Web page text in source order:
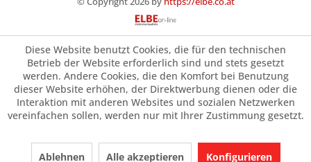
Diese Website benutzt Cookies, die für den technischen
Betrieb der Website erforderlich sind und stets gesetzt
werden. Andere Cookies, die den Komfort bei Benutzung
dieser Website erhöhen, der Direktwerbung dienen oder die
Interaktion mit anderen Websites und sozialen Netzwerken
vereinfachen sollen, werden nur mit Ihrer Zustimmung gesetzt.
Ablehnen Alle akzeptieren Konfigurieren